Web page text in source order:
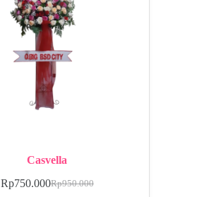
Casvella
Rp950.000
Rp750.000